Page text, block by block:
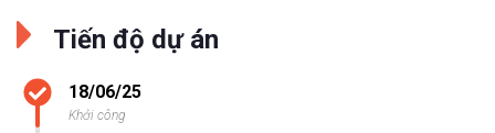
Tiến độ dự án
18/06/25
Khởi công